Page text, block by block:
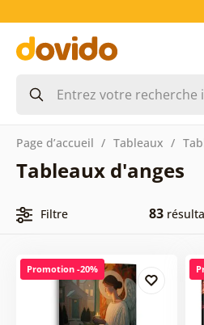
Page d’accueil Tableaux
Tableaux d'anges
Filtre 83
Promotion -20%